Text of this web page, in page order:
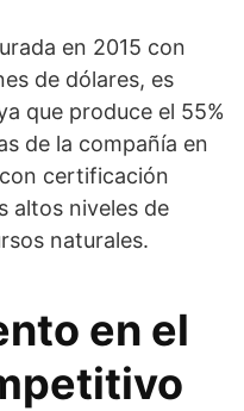
en 2015 con
de dólares, es
que produce el 55%
de la compañía en
certificación
altos niveles de
naturales.
en el